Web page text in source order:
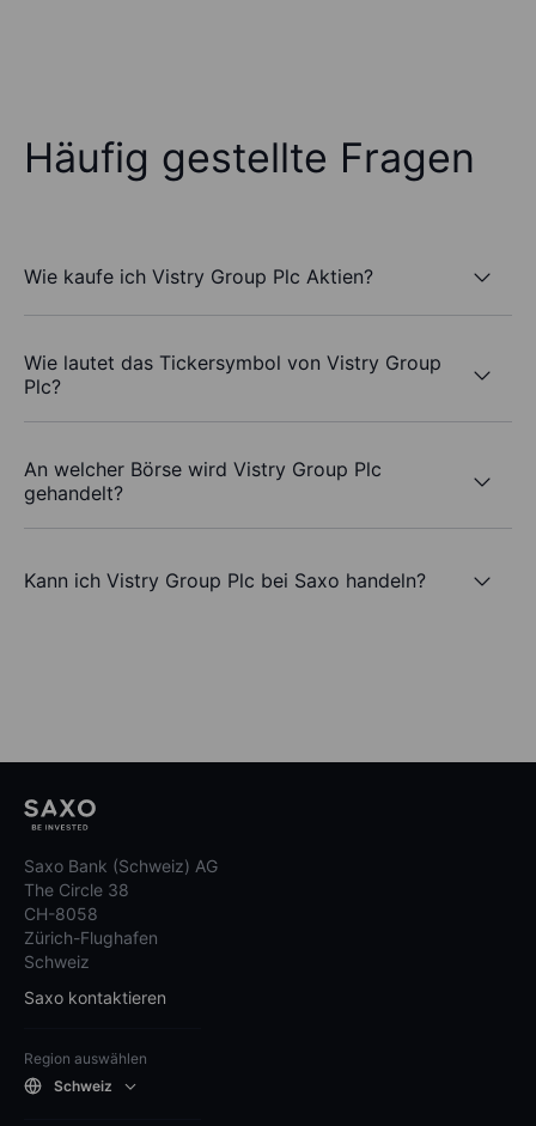
Häufig gestellte Fragen
Wie kaufe ich Vistry Group Plc Aktien?
Wie lautet das Tickersymbol von Vistry Group
Plc?
An welcher Börse wird Vistry Group Plc
gehandelt?
Kann ich Vistry Group Plc bei Saxo handeln?
Saxo Bank (Schweiz) AG
The Circle 38
CH-8058
Zürich-Flughafen
Schweiz
Saxo kontaktieren
Region auswählen
Schweiz